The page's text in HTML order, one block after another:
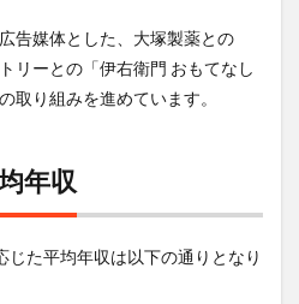
告媒体とした、大塚製薬との
リーとの「伊右衛門 おもてなし
取り組みを進めています。
年収
た平均年収は以下の通りとなり